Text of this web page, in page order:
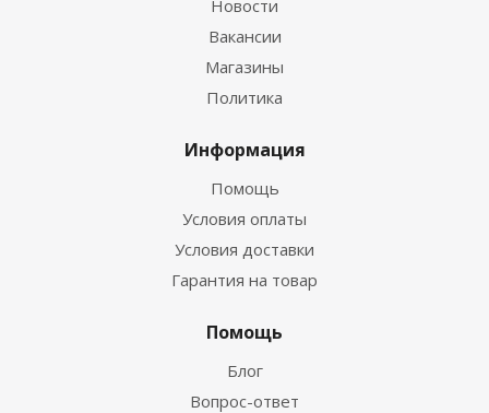
Новости
Вакансии
Магазины
Политика
Информация
Помощь
Условия оплаты
Условия доставки
Гарантия на товар
Помощь
Блог
Вопрос-ответ